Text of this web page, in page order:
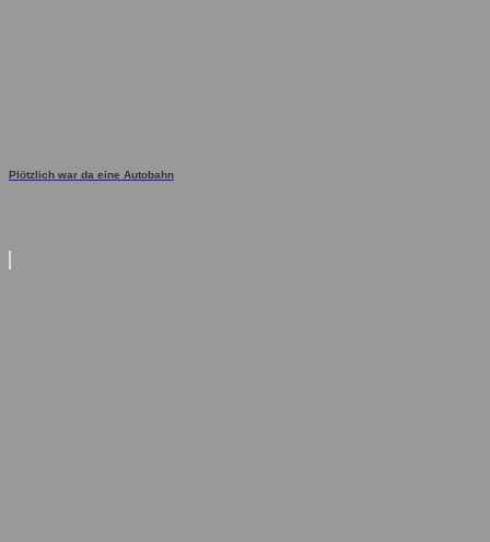
Plötzlich war da eine Autobahn